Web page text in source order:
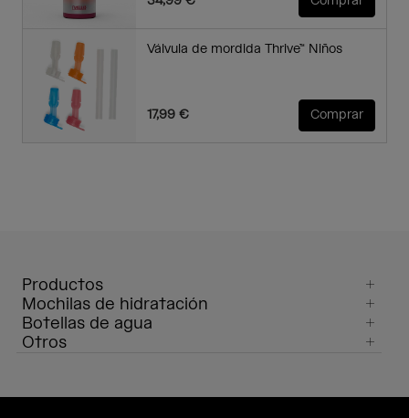
Válvula de mordida Thrive™ Niños
17,99 € Comprar
Productos
Mochilas de hidratación
Botellas de agua
Otros